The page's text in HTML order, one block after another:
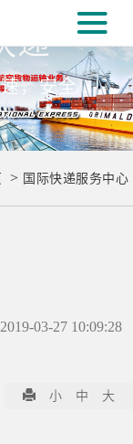
递
，安全
> 国际快递服务中心
2019-03-27 10:09:28
小 中 大